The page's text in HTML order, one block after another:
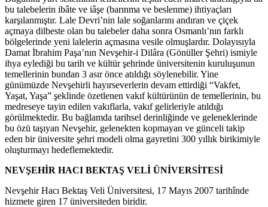
bu talebelerin ibâte ve iâşe (barınma ve beslenme) ihtiyaçları
karşılanmıştır. Lale Devri’nin lale soğanlarını andıran ve çiçek
açmaya dilbeste olan bu talebeler daha sonra Osmanlı’nın farklı
bölgelerinde yeni lalelerin açmasına vesile olmuşlardır. Dolayısıyla
Damat İbrahim Paşa’nın Nevşehir-i Dilâra (Gönüller Şehri) ismiyle
ihya eylediği bu tarih ve kültür şehrinde üniversitenin kuruluşunun
temellerinin bundan 3 asır önce atıldığı söylenebilir. Yine
günümüzde Nevşehirli hayırseverlerin devam ettirdiği “Vakfet,
Yaşat, Yaşa” şeklinde özetlenen vakıf kültürünün de temellerinin, bu
medreseye tayin edilen vakıflarla, vakıf gelirleriyle atıldığı
görülmektedir. Bu bağlamda tarihsel derinliğinde ve geleneklerinde
bu özü taşıyan Nevşehir, gelenekten kopmayan ve günceli takip
eden bir üniversite şehri modeli olma gayretini 300 yıllık birikimiyle
oluşturmayı hedeflemektedir.
NEVŞEHİR HACI BEKTAŞ VELİ ÜNİVERSİTESİ
Nevşehir Hacı Bektaş Veli Üniversitesi, 17 Mayıs 2007 tarihînde
hizmete giren 17 üniversiteden biridir.